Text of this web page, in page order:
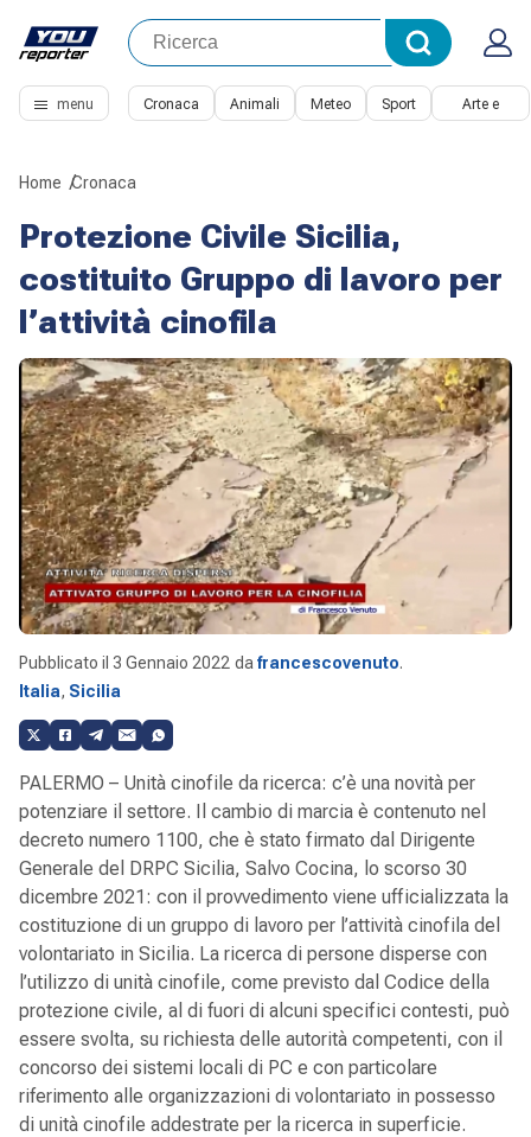
menu Cronaca Animali Meteo Sport Arte e
Home Cronaca
Protezione Civile Sicilia,
costituito Gruppo di lavoro per
l’attività cinofila
Pubblicato il 3 Gennaio 2022 da francescovenuto.
Italia, Sicilia
PALERMO – Unità cinofile da ricerca: c’è una novità per
potenziare il settore. Il cambio di marcia è contenuto nel
decreto numero 1100, che è stato firmato dal Dirigente
Generale del DRPC Sicilia, Salvo Cocina, lo scorso 30
dicembre 2021: con il provvedimento viene ufficializzata la
costituzione di un gruppo di lavoro per l’attività cinofila del
volontariato in Sicilia. La ricerca di persone disperse con
l’utilizzo di unità cinofile, come previsto dal Codice della
protezione civile, al di fuori di alcuni specifici contesti, può
essere svolta, su richiesta delle autorità competenti, con il
concorso dei sistemi locali di PC e con particolare
riferimento alle organizzazioni di volontariato in possesso
di unità cinofile addestrate per la ricerca in superficie.